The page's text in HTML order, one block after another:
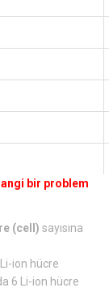
bir problem
(cell) sayısına
ion hücre
6 Li-ion hücre